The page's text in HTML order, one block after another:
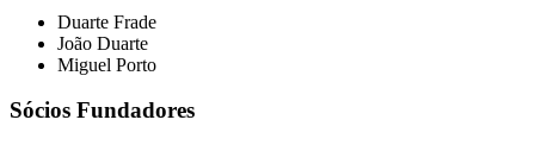
Duarte Frade
João Duarte
Miguel Porto
Sócios Fundadores